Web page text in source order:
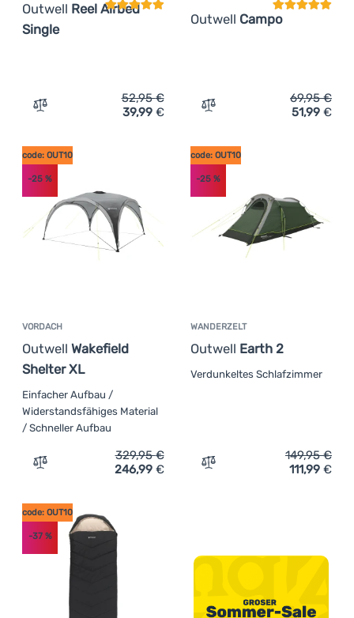
Outwell Reel Airbed
Single
Zum Vergleich 'Aufblasbare Matratze Outwell Reel
52,95€
39,99 €
Outwell Campo
Zum Vergleich
69,95€
51,99 €
VORDACH
Outwell Wakefield
Shelter XL
code: OUT10
-25 %
Einfacher Aufbau /
Widerstandsfähiges Material
/ Schneller Aufbau
Zum Vergleich 'Vordach Outwell Wakefield Shelter XL'
329,95€
246,99 €
WANDERZELT
Outwell Earth 2
code: OUT10
-25%
Verdunkeltes Schlafzimmer
Zum Vergleich
149,95€
111,99 €
code: OUT10
-37%